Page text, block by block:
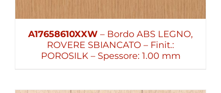
A17658610XXW – Bordo ABS LEGNO,
ROVERE SBIANCATO – Finit.:
POROSILK – Spessore: 1.00 mm